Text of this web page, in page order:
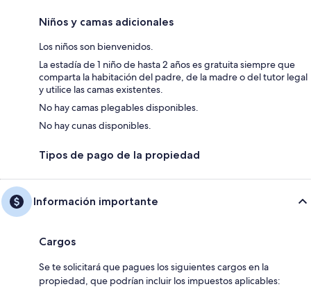
Niños y camas adicionales
Los niños son bienvenidos.
La estadía de 1 niño de hasta 2 años es gratuita siempre que
comparta la habitación del padre, de la madre o del tutor legal
y utilice las camas existentes.
No hay camas plegables disponibles.
No hay cunas disponibles.
Tipos de pago de la propiedad
Información importante
Cargos
Se te solicitará que pagues los siguientes cargos en la
propiedad, que podrían incluir los impuestos aplicables: